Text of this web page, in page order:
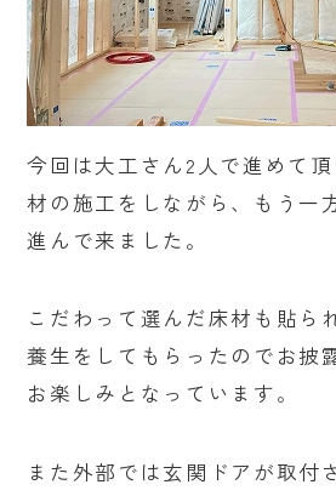
今回は大工さん2人で進めて
材の施工をしながら、もう一
進んで来ました。
こだわって選んだ床材も貼ら
養生をしてもらったのでお披
お楽しみとなっています。
また外部では玄関ドアが取付